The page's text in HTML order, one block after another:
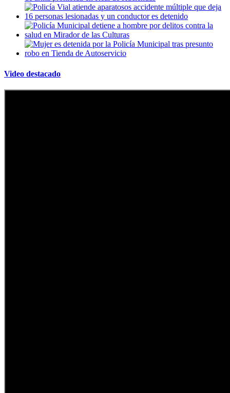
Video destacado